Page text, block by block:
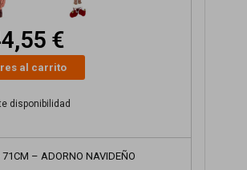
€
al carrito
disponibilidad
71CM – ADORNO NAVIDEÑO